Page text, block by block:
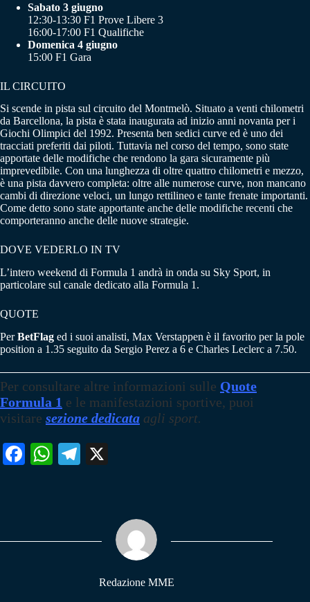
Sabato 3 giugno
12:30-13:30 F1 Prove Libere 3
16:00-17:00 F1 Qualifiche
Domenica 4 giugno
15:00 F1 Gara
IL CIRCUITO
Si scende in pista sul circuito del Montmelò. Situato a venti chilometri
da Barcellona, la pista è stata inaugurata ad inizio anni novanta per i
Giochi Olimpici del 1992. Presenta ben sedici curve ed è uno dei
tracciati preferiti dai piloti. Tuttavia nel corso del tempo, sono state
apportate delle modifiche che rendono la gara sicuramente più
imprevedibile. Con una lunghezza di oltre quattro chilometri e mezzo,
è una pista davvero completa: oltre alle numerose curve, non mancano
cambi di direzione veloci, un lungo rettilineo e tante frenate importanti.
Come detto sono state apportante anche delle modifiche recenti che
comporteranno anche delle nuove strategie.
DOVE VEDERLO IN TV
L’intero weekend di Formula 1 andrà in onda su Sky Sport, in
particolare sul canale dedicato alla Formula 1.
QUOTE
PerBetFlag ed i suoi analisti, Max Verstappen è il favorito per la pole
position a 1.35 seguito da Sergio Perez a 6 e Charles Leclerc a 7.50.
Per consultare altre informazioni sulle Quote
Formula 1 e le manifestazioni sportive, puoi
visitare sezione dedicata agli sport.
Fa W
pp
Te
m
Redazione MME